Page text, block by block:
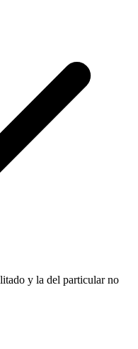
y la del particular no